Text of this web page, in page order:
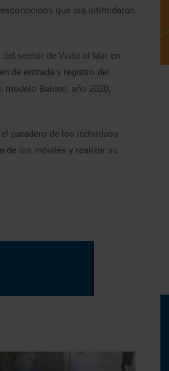
que los intimidaron
sector de Vista al Mar en
de entrada y registro del
modelo Baleno, año 2020,
paradero de los individuos
de los móviles y realizar su